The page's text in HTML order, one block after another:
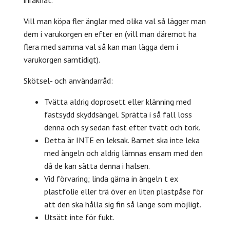
Vill man köpa fler änglar med olika val så lägger man
dem i varukorgen en efter en (vill man däremot ha
flera med samma val så kan man lägga dem i
varukorgen samtidigt).
Skötsel- och användarråd:
Tvätta aldrig doprosett eller klänning med
fastsydd skyddsängel. Sprätta i så fall loss
denna och sy sedan fast efter tvätt och tork.
Detta är INTE en leksak. Barnet ska inte leka
med ängeln och aldrig lämnas ensam med den
då de kan sätta denna i halsen.
Vid förvaring; linda gärna in ängeln t ex
plastfolie eller trä över en liten plastpåse för
att den ska hålla sig fin så länge som möjligt.
Utsätt inte för fukt.